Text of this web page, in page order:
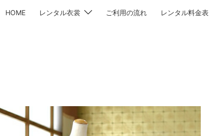
HOME レンタル衣裳 ご利用の流れ レンタル料金表